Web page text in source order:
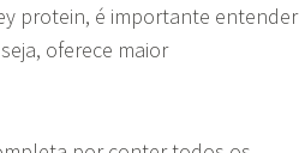
protein, é importante entender
oferece maior